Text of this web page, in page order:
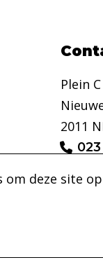
Plein C
2011
om deze site